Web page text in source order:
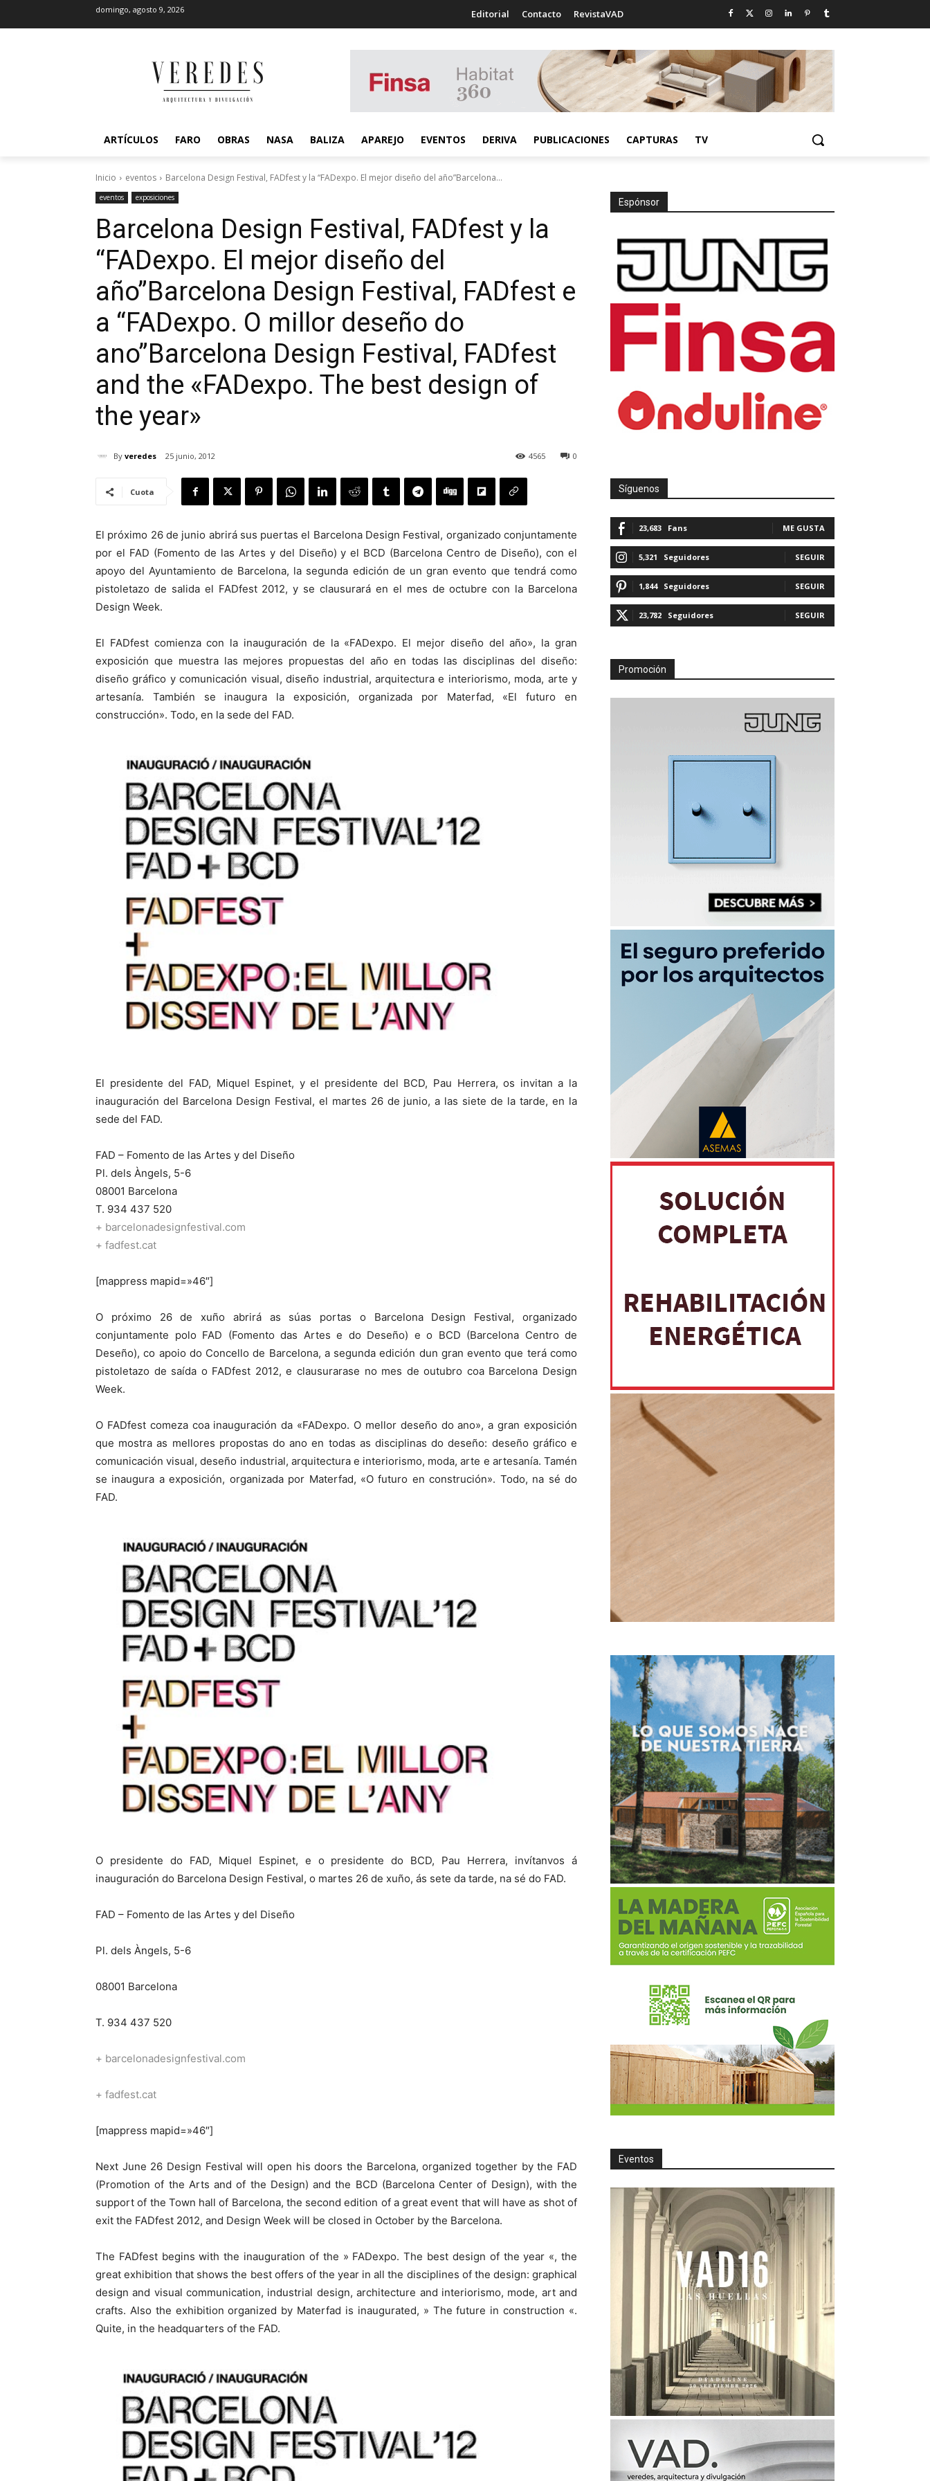
domingo, agosto 9, 2026 Editorial Contacto RevistaVAD
ARTÍCULOS FARO OBRAS NASA BALIZA APAREJO EVENTOS DERIVA PUBLICACIONES CAPTURAS TV
Inicio eventos Barcelona Design Festival, FADfest y la “FADexpo. El mejor diseño del año”Barcelona...
eventos exposiciones
Barcelona Design Festival, FADfest y la
“FADexpo. El mejor diseño del
año”Barcelona Design Festival, FADfest e
a “FADexpo. O millor deseño do
ano”Barcelona Design Festival, FADfest
and the «FADexpo. The best design of
the year»
By veredes 25 junio, 2012 0
4565
Cuota
El próximo 26 de junio abrirá sus puertas el Barcelona Design Festival, organizado conjuntamente
por el FAD (Fomento de las Artes y del Diseño) y el BCD (Barcelona Centro de Diseño), con el
apoyo del Ayuntamiento de Barcelona, la segunda edición de un gran evento que tendrá como
pistoletazo de salida el FADfest 2012, y se clausurará en el mes de octubre con la Barcelona
Design Week.
El FADfest comienza con la inauguración de la «FADexpo. El mejor diseño del año», la gran
exposición que muestra las mejores propuestas del año en todas las disciplinas del diseño:
diseño gráfico y comunicación visual, diseño industrial, arquitectura e interiorismo, moda, arte y
artesanía. También se inaugura la exposición, organizada por Materfad, «El futuro en
construcción». Todo, en la sede del FAD.
El presidente del FAD, Miquel Espinet, y el presidente del BCD, Pau Herrera, os invitan a la
inauguración del Barcelona Design Festival, el martes 26 de junio, a las siete de la tarde, en la
sede del FAD.
FAD – Fomento de las Artes y del Diseño
Pl. dels Àngels, 5-6
08001 Barcelona
T. 934 437 520
+ barcelonadesignfestival.com
+ fadfest.cat
[mappress mapid=»46″]
O próximo 26 de xuño abrirá as súas portas o Barcelona Design Festival, organizado
conjuntamente polo FAD (Fomento das Artes e do Deseño) e o BCD (Barcelona Centro de
Deseño), co apoio do Concello de Barcelona, a segunda edición dun gran evento que terá como
pistoletazo de saída o FADfest 2012, e clausurarase no mes de outubro coa Barcelona Design
Week.
O FADfest comeza coa inauguración da «FADexpo. O mellor deseño do ano», a gran exposición
que mostra as mellores propostas do ano en todas as disciplinas do deseño: deseño gráfico e
comunicación visual, deseño industrial, arquitectura e interiorismo, moda, arte e artesanía. Tamén
se inaugura a exposición, organizada por Materfad, «O futuro en construción». Todo, na sé do
FAD.
O presidente do FAD, Miquel Espinet, e o presidente do BCD, Pau Herrera, invítanvos á
inauguración do Barcelona Design Festival, o martes 26 de xuño, ás sete da tarde, na sé do FAD.
FAD – Fomento de las Artes y del Diseño
Pl. dels Àngels, 5-6
08001 Barcelona
T. 934 437 520
+ barcelonadesignfestival.com
+ fadfest.cat
[mappress mapid=»46″]
Next June 26 Design Festival will open his doors the Barcelona, organized together by the FAD
(Promotion of the Arts and of the Design) and the BCD (Barcelona Center of Design), with the
support of the Town hall of Barcelona, the second edition of a great event that will have as shot of
exit the FADfest 2012, and Design Week will be closed in October by the Barcelona.
The FADfest begins with the inauguration of the » FADexpo. The best design of the year «, the
great exhibition that shows the best offers of the year in all the disciplines of the design: graphical
design and visual communication, industrial design, architecture and interiorismo, mode, art and
crafts. Also the exhibition organized by Materfad is inaugurated, » The future in construction «.
Quite, in the headquarters of the FAD.
Espónsor
Síguenos
23,683 Fans ME GUSTA
5,321 Seguidores SEGUIR
1,844 Seguidores SEGUIR
23,782 Seguidores SEGUIR
Promoción
Eventos